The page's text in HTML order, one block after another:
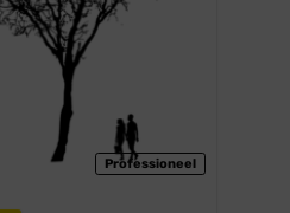
Professioneel